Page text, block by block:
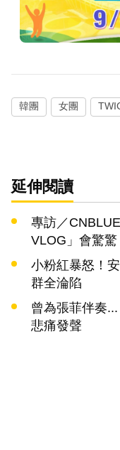
韓團 女團
延伸閱讀
專訪／
VLOG」會驚驚
小粉紅暴怒！
群全淪陷
曾為張菲伴奏
悲痛發聲